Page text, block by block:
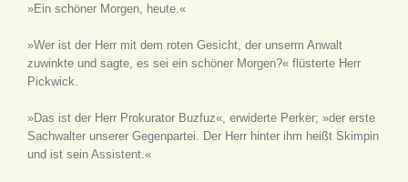
»Ein schöner Morgen, heute.«
»Wer ist der Herr mit dem roten Gesicht, der unserm Anwalt
zuwinkte und sagte, es sei ein schöner Morgen?« flüsterte Herr
Pickwick.
»Das ist der Herr Prokurator Buzfuz«, erwiderte Perker; »der erste
Sachwalter unserer Gegenpartei. Der Herr hinter ihm heißt Skimpin
und ist sein Assistent.«